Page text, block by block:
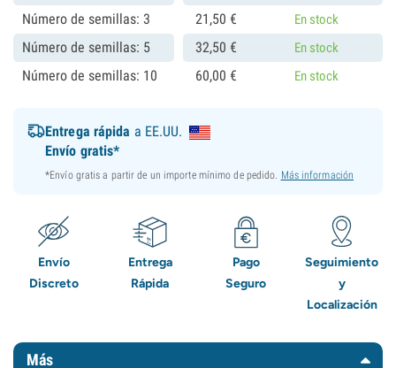
Número de semillas: 3 21,50 € En stock
Número de semillas: 5 32,50 € En stock
Número de semillas: 10 60,00 € En stock
Entrega rápida a EE.UU.
Envío gratis*
*Envío gratis a partir de un importe mínimo de pedido. Más información
Envío
Discreto
Entrega
Rápida
Pago
Seguro
Seguimiento
y
Localización
Más